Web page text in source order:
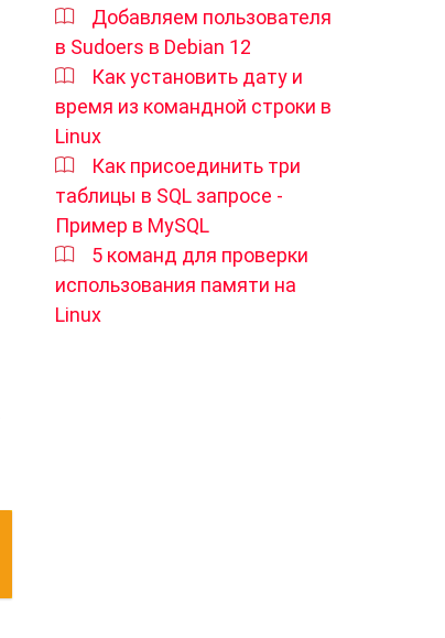
Добавляем пользователя
в Sudoers в Debian 12
Как установить дату и
время из командной строки в
Linux
Как присоединить три
таблицы в SQL запросе -
Пример в MySQL
5 команд для проверки
использования памяти на
Linux